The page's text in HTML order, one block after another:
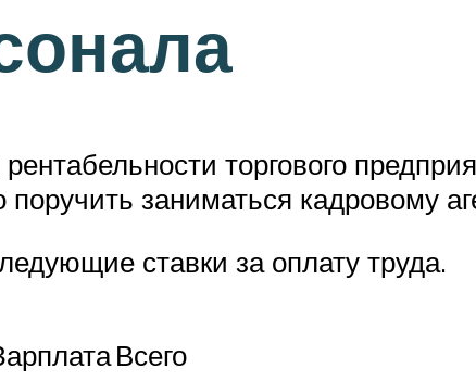
торгового
заниматься кадровому
ставки за оплату труда.
Всего